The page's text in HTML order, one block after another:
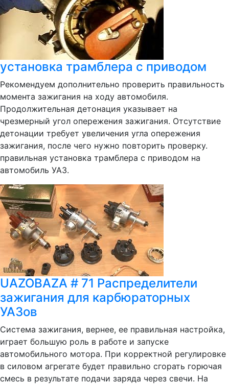
установка трамблера с приводом
Рекомендуем дополнительно проверить правильность
момента зажигания на ходу автомобиля.
Продолжительная детонация указывает на
чрезмерный угол опережения зажигания. Отсутствие
детонации требует увеличения угла опережения
зажигания, после чего нужно повторить проверку.
правильная установка трамблера с приводом на
автомобиль УАЗ.
UAZOBAZA # 71 Распределители
зажигания для карбюраторных
УАЗов
Система зажигания, вернее, ее правильная настройка,
играет большую роль в работе и запуске
автомобильного мотора. При корректной регулировке
в силовом агрегате будет правильно сгорать горючая
смесь в результате подачи заряда через свечи. На